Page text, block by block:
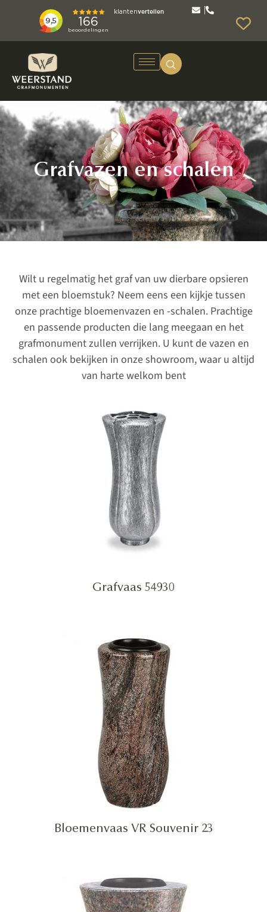
Grafvazen en schalen
Wilt u regelmatig het graf van uw dierbare opsieren
met een bloemstuk? Neem eens een kijkje tussen
onze prachtige bloemenvazen en -schalen. Prachtige
en passende producten die lang meegaan en het
grafmonument zullen verrijken. U kunt de vazen en
schalen ook bekijken in onze showroom, waar u altijd
van harte welkom bent
Grafvaas 54930
Bloemenvaas VR Souvenir 23